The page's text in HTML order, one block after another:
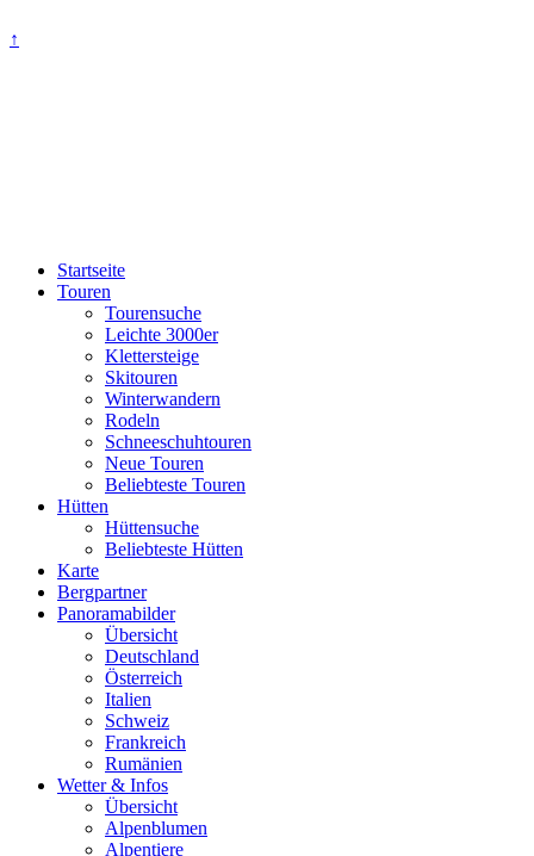
↑
Startseite
Touren
Tourensuche
Leichte 3000er
Klettersteige
Skitouren
Winterwandern
Rodeln
Schneeschuhtouren
Neue Touren
Beliebteste Touren
Hütten
Hüttensuche
Beliebteste Hütten
Karte
Bergpartner
Panoramabilder
Übersicht
Deutschland
Österreich
Italien
Schweiz
Frankreich
Rumänien
Wetter & Infos
Übersicht
Alpenblumen
Alpentiere